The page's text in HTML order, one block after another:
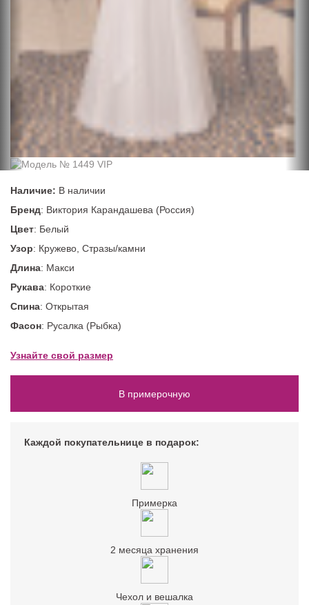
Наличие: В наличии
Бренд: Виктория Карандашева (Россия)
Цвет: Белый
Узор: Кружево, Стразы/камни
Длина: Макси
Рукава: Короткие
Спина: Открытая
Фасон: Русалка (Рыбка)
Узнайте свой размер
В примерочную
Каждой покупательнице в подарок:
Примерка
2 месяца хранения
Чехол и вешалка